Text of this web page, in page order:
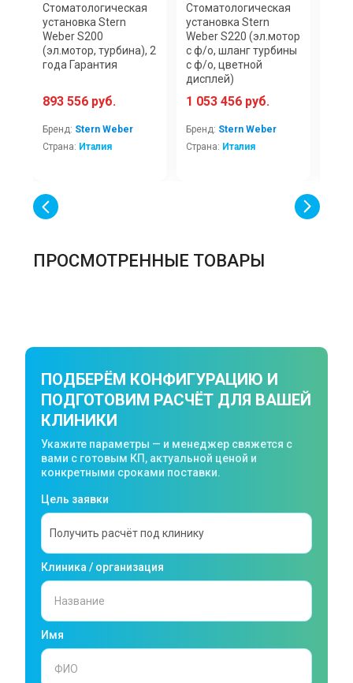
Стоматологическая
установка Stern
Weber S200
(эл.мотор, турбина), 2
года Гарантия
893 556 руб.
Бренд: Stern Weber
Страна: Италия
Стоматологическая
установка Stern
Weber S220 (эл.мотор
с ф/о, шланг турбины
с ф/о, цветной
дисплей)
1 053 456 руб.
Бренд: Stern Weber
Страна: Италия
ПРОСМОТРЕННЫЕ ТОВАРЫ
ПОДБЕРЁМ КОНФИГУРАЦИЮ И
ПОДГОТОВИМ РАСЧЁТ ДЛЯ ВАШЕЙ
КЛИНИКИ
Укажите параметры — и менеджер свяжется с
вами с готовым КП, актуальной ценой и
конкретными сроками поставки.
Цель заявки
Клиника / организация
Имя